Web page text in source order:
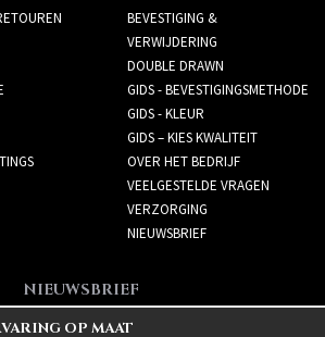
BEVESTIGING &
VERWIJDERING
DOUBLE DRAWN
GIDS - BEVESTIGINGSMETHODE
GIDS - KLEUR
GIDS – KIES KWALITEIT
OVER HET BEDRIJF
VEELGESTELDE VRAGEN
VERZORGING
NIEUWSBRIEF
NIEUWSBRIEF
Meld je aan voor de
OP MAAT